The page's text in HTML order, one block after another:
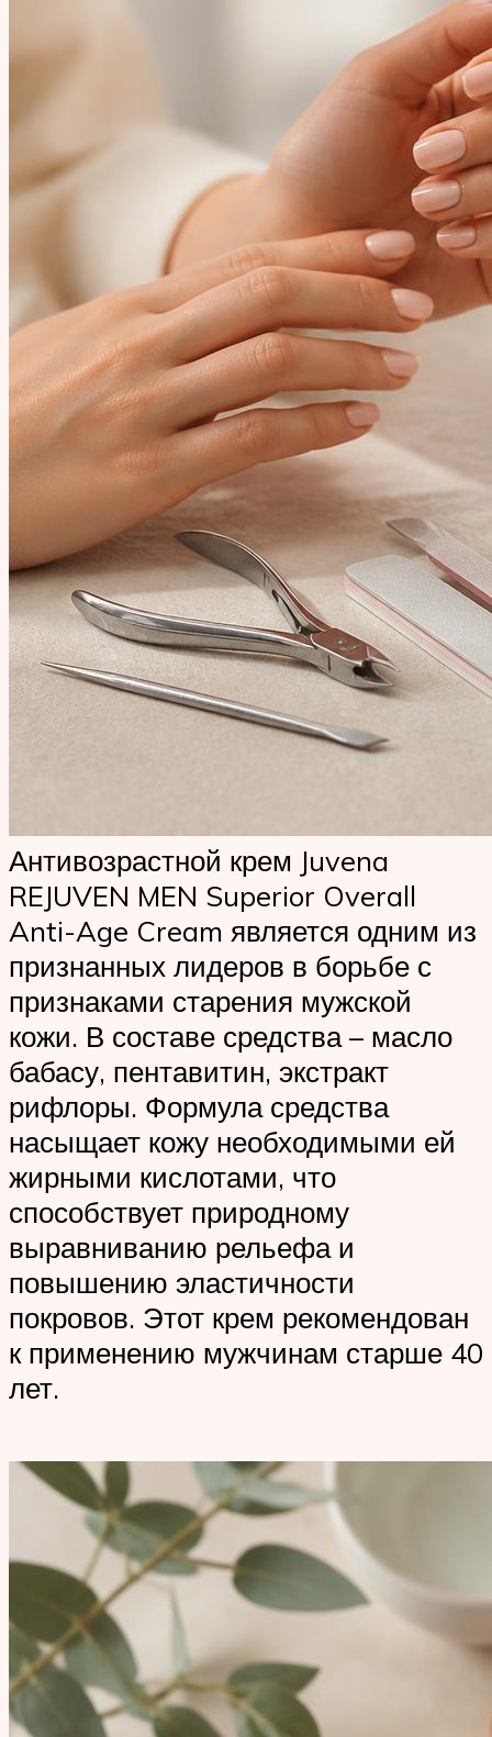
Антивозрастной крем Juvena
REJUVEN MEN Superior Overall
Anti-Age Cream является одним из
признанных лидеров в борьбе с
признаками старения мужской
кожи. В составе средства – масло
бабасу, пентавитин, экстракт
рифлоры. Формула средства
насыщает кожу необходимыми ей
жирными кислотами, что
способствует природному
выравниванию рельефа и
повышению эластичности
покровов. Этот крем рекомендован
к применению мужчинам старше 40
лет.